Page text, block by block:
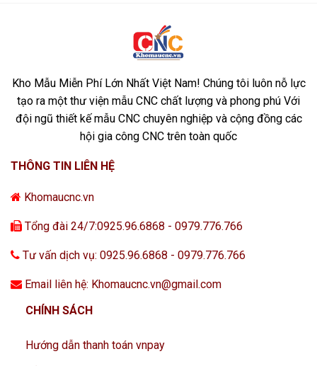
Kho Mẫu Miễn Phí Lớn Nhất Việt Nam! Chúng tôi luôn nỗ lực
tạo ra một thư viện mẫu CNC chất lượng và phong phú Với
đội ngũ thiết kế mẫu CNC chuyên nghiệp và cộng đồng các
hội gia công CNC trên toàn quốc
THÔNG TIN LIÊN HỆ
Khomaucnc.vn
Tổng đài 24/7:0925.96.6868 - 0979.776.766
Tư vấn dịch vụ: 0925.96.6868 - 0979.776.766
Email liên hệ: Khomaucnc.vn@gmail.com
CHÍNH SÁCH
Hướng dẫn thanh toán vnpay